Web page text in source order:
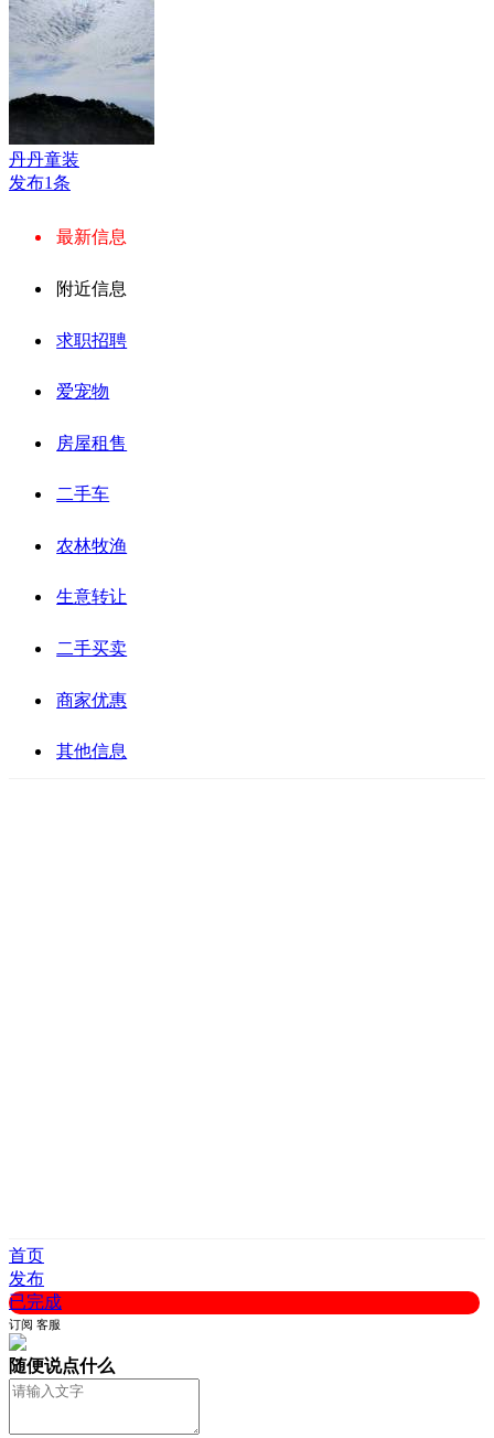
丹丹童装
发布1条
最新信息
附近信息
求职招聘
爱宠物
房屋租售
二手车
农林牧渔
生意转让
二手买卖
商家优惠
其他信息
首页
发布
已完成
订阅 客服
随便说点什么